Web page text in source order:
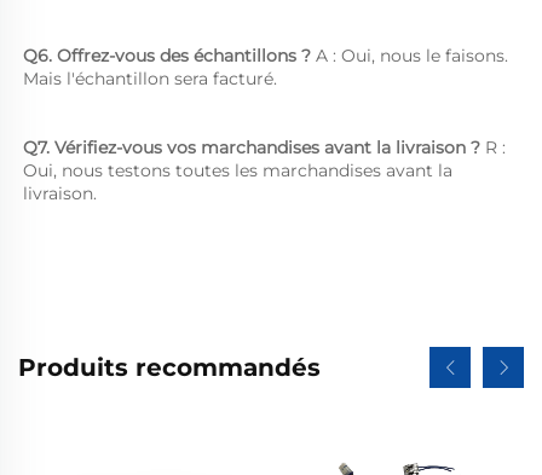
Q6. Offrez-vous des échantillons ? A : Oui, nous le faisons.
Mais l'échantillon sera facturé.
Q7. Vérifiez-vous vos marchandises avant la livraison ? R :
Oui, nous testons toutes les marchandises avant la
livraison.
Produits recommandés